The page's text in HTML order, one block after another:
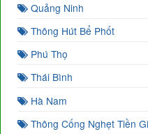
Quảng Ninh
Thông Hút Bể Phốt
Phú Thọ
Thái Bình
Hà Nam
Thông Cống Nghẹt Tiền